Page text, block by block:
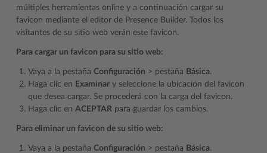
múltiples herramientas online y a continuación cargar su
favicon mediante el editor de Presence Builder. Todos los
visitantes de su sitio web verán este favicon.
Para cargar un favicon para su sitio web:
Vaya a la pestaña Configuración > pestaña Básica.
Haga clic en Examinar y seleccione la ubicación del favicon
que desea cargar. Se procederá con la carga del favicon.
Haga clic en ACEPTAR para guardar los cambios.
Para eliminar un favicon de su sitio web:
Vaya a la pestaña Configuración > pestaña Básica.